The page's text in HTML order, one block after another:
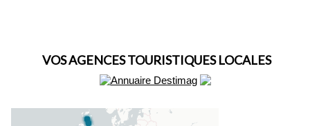
VOS AGENCES TOURISTIQUES LOCALES